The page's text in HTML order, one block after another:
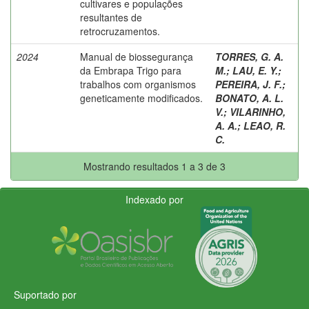
cultivares e populações
resultantes de
retrocruzamentos.
2024
Manual de biossegurança
da Embrapa Trigo para
trabalhos com organismos
geneticamente modificados.
TORRES, G. A.
M.; LAU, E. Y.;
PEREIRA, J. F.;
BONATO, A. L.
V.; VILARINHO,
A. A.; LEAO, R.
C.
Mostrando resultados 1 a 3 de 3
Indexado por
Suportado por